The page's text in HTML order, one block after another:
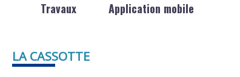
Travaux Application mobile
LA CASSOTTE